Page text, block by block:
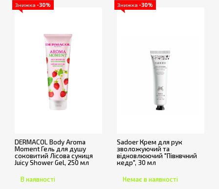
Знижка -30%
DERMACOL Body Aroma
Moment Гель для душу
соковитий Лісова суниця
Juicy Shower Gel, 250 мл
В наявності
Знижка -30%
Sadoer Крем для рук
зволожуючий та
відновлюючий "Півнвчний
кедр", 30 мл
Немає в наявності